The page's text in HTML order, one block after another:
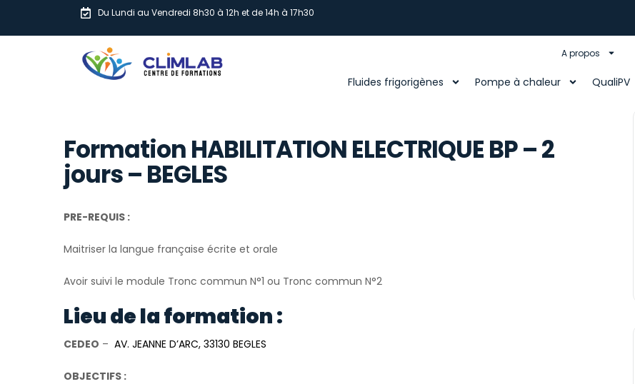
Du Lundi au Vendredi 8h30 à 12h et de 14h à 17h30
A propos
Fluides frigorigènes Pompe à chaleur QualiPV
Formation HABILITATION ELECTRIQUE BP – 2
jours – BEGLES
PRE-REQUIS :
Maitriser la langue française écrite et orale
Avoir suivi le module Tronc commun N°1 ou Tronc commun N°2
Lieu de la formation :
CEDEO – AV. JEANNE D’ARC, 33130 BEGLES
OBJECTIFS :